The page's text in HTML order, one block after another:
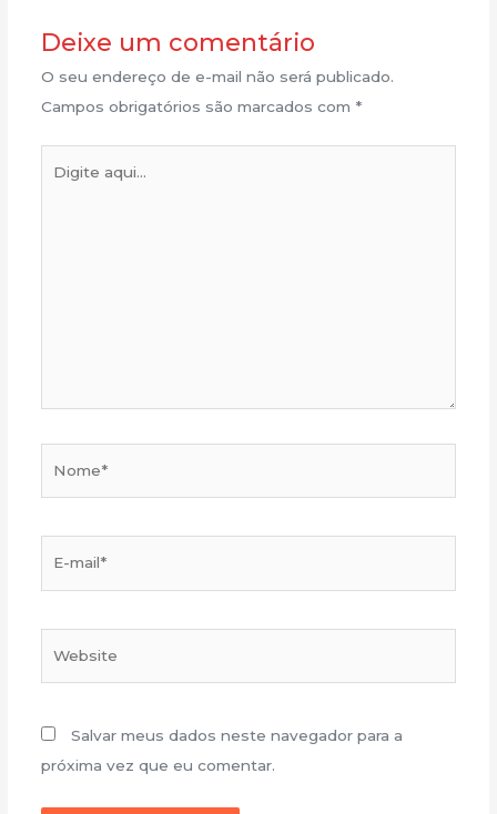
Deixe um comentário
O seu endereço de e-mail não será publicado.
Campos obrigatórios são marcados com *
Salvar meus dados neste navegador para a
próxima vez que eu comentar.